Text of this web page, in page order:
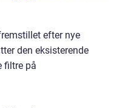
efter nye
den eksisterende
filtre på